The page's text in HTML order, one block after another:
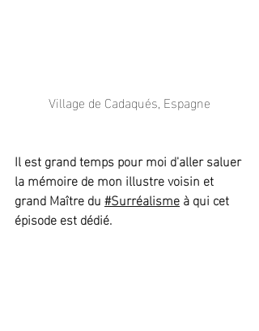
Village de Cadaqués, Espagne
Il est grand temps pour moi d'aller saluer
la mémoire de mon illustre voisin et
grand Maître du #Surréalisme à qui cet
épisode est dédié.